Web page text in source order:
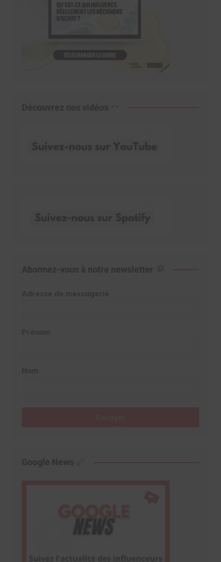
Découvrez nos vidéos
Abonnez-vous à notre newsletter
Adresse de messagerie
Prénom
Nom
Google News